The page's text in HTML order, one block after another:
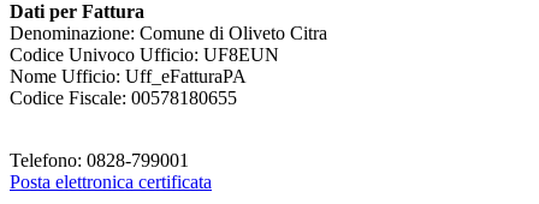
Dati per Fattura
Denominazione: Comune di Oliveto Citra
Codice Univoco Ufficio: UF8EUN
Nome Ufficio: Uff_eFatturaPA
Codice Fiscale: 00578180655
Telefono: 0828-799001
Posta elettronica certificata